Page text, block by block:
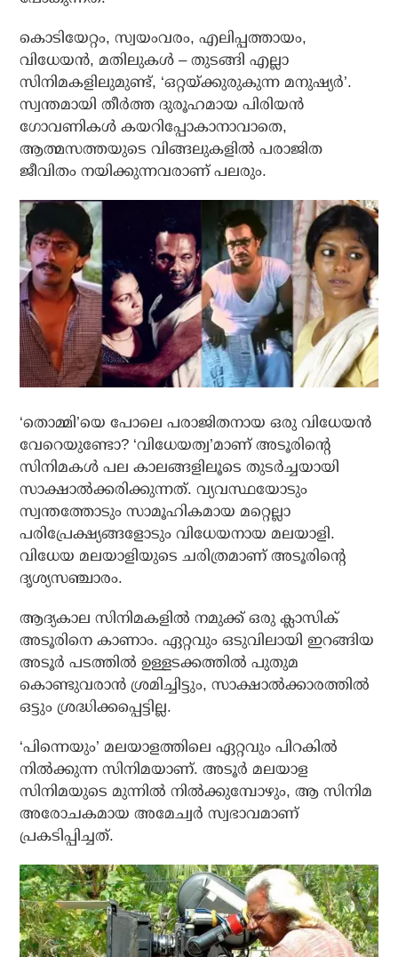
കൊടിയേറ്റം, സ്വയംവരം, എലിപ്പത്തായം,
വിധേയന്‍, മതിലുകള്‍ – തുടങ്ങി എല്ലാ
സിനിമകളിലുമുണ്ട്, ‘ഒറ്റയ്ക്കുരുകുന്ന മനുഷ്യര്‍’.
സ്വന്തമായി തീര്‍ത്ത ദുരൂഹമായ പിരിയന്‍
ഗോവണികള്‍ കയറിപ്പോകാനാവാതെ,
ആത്മസത്തയുടെ വിങ്ങലുകളില്‍ പരാജിത
ജീവിതം നയിക്കുന്നവരാണ് പലരും.
‘തൊമ്മി’യെ പോലെ പരാജിതനായ ഒരു വിധേയന്‍
വേറെയുണ്ടോ? ‘വിധേയത്വ’മാണ് അടൂരിന്റെ
സിനിമകള്‍ പല കാലങ്ങളിലൂടെ തുടര്‍ച്ചയായി
സാക്ഷാല്‍ക്കരിക്കുന്നത്. വ്യവസ്ഥയോടും
സ്വന്തത്തോടും സാമൂഹികമായ മറ്റെല്ലാ
പരിപ്രേക്ഷ്യങ്ങളോടും വിധേയനായ മലയാളി.
വിധേയ മലയാളിയുടെ ചരിത്രമാണ് അടൂരിന്റെ
ദൃശ്യസഞ്ചാരം.
ആദ്യകാല സിനിമകളില്‍ നമുക്ക് ഒരു ക്ലാസിക്
അടൂരിനെ കാണാം. ഏറ്റവും ഒടുവിലായി ഇറങ്ങിയ
അടൂര്‍ പടത്തില്‍ ഉള്ളടക്കത്തില്‍ പുതുമ
കൊണ്ടുവരാന്‍ ശ്രമിച്ചിട്ടും, സാക്ഷാല്‍ക്കാരത്തില്‍
ഒട്ടും ശ്രദ്ധിക്കപ്പെട്ടില്ല.
‘പിന്നെയും’ മലയാളത്തിലെ ഏറ്റവും പിറകില്‍
നില്‍ക്കുന്ന സിനിമയാണ്. അടൂര്‍ മലയാള
സിനിമയുടെ മുന്നില്‍ നില്‍ക്കുമ്പോഴും, ആ സിനിമ
അരോചകമായ അമേച്വര്‍ സ്വഭാവമാണ്
പ്രകടിപ്പിച്ചത്.